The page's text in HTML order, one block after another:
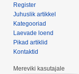
Register
Juhuslik artikkel
Kategooriad
Laevade loend
Pikad artiklid
Kontaktid
Mereviki kasutajale